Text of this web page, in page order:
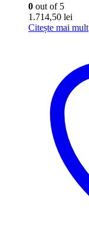
0 out of 5
1.714,50 lei
Citește mai mult